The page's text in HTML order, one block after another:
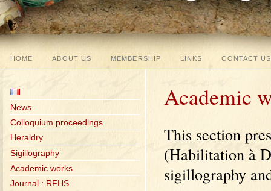
HOME ABOUT US MEMBERSHIP LINKS CONTACT US
Academic
This section
(Habilitation à
sigillography
News
Colloquium proceedings
Heraldry
Sigillography
Academic works
Journal : RFHS